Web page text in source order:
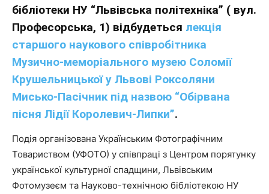
бібліотеки НУ “Львівська політехніка” ( вул.
Професорська, 1) відбудеться лекція
старшого наукового співробітника
Музично-меморіального музею Соломії
Крушельницької у Львові Роксоляни
Мисько-Пасічник під назвою “Обірвана
пісня Лідії Королевич-Липки”.
Подія організована Українським Фотографічним
Товариством (УФОТО) у співпраці з Центром порятунку
української культурної спадщини, Львівським
Фотомузеєм та Науково-технічною бібліотекою НУ